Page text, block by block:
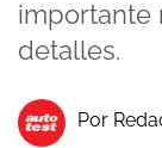
importante
detalles.
Por